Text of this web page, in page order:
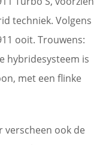
techniek. Volgens
ooit. Trouwens:
hybridesysteem is
met een flinke
verscheen ook de